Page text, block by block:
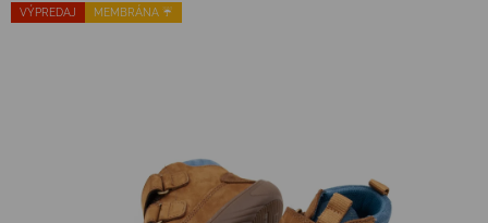
VÝPREDAJ MEMBRÁNA ☔️